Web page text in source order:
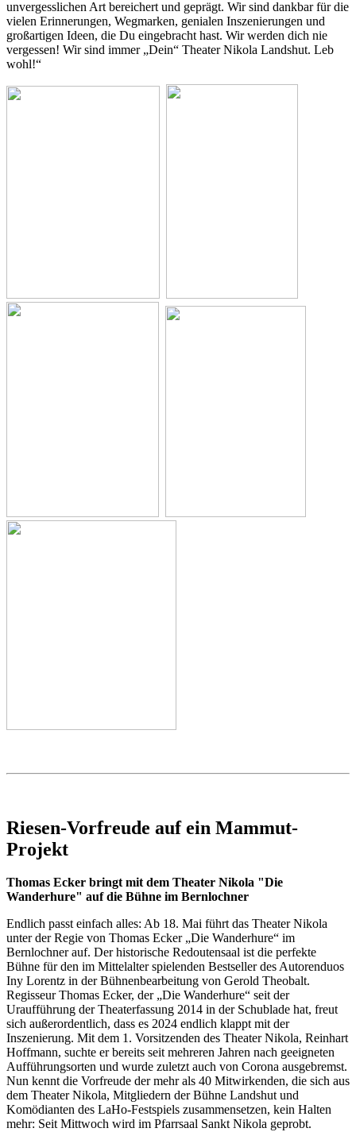
unvergesslichen Art bereichert und geprägt. Wir sind dankbar für die
vielen Erinnerungen, Wegmarken, genialen Inszenierungen und
großartigen Ideen, die Du eingebracht hast. Wir werden dich nie
vergessen! Wir sind immer „Dein“ Theater Nikola Landshut. Leb
wohl!“
Riesen-Vorfreude auf ein Mammut-
Projekt
Thomas Ecker bringt mit dem Theater Nikola "Die
Wanderhure" auf die Bühne im Bernlochner
Endlich passt einfach alles: Ab 18. Mai führt das Theater Nikola
unter der Regie von Thomas Ecker „Die Wanderhure“ im
Bernlochner auf. Der historische Redoutensaal ist die perfekte
Bühne für den im Mittelalter spielenden Bestseller des Autorenduos
Iny Lorentz in der Bühnenbearbeitung von Gerold Theobalt.
Regisseur Thomas Ecker, der „Die Wanderhure“ seit der
Uraufführung der Theaterfassung 2014 in der Schublade hat, freut
sich außerordentlich, dass es 2024 endlich klappt mit der
Inszenierung. Mit dem 1. Vorsitzenden des Theater Nikola, Reinhart
Hoffmann, suchte er bereits seit mehreren Jahren nach geeigneten
Aufführungsorten und wurde zuletzt auch von Corona ausgebremst.
Nun kennt die Vorfreude der mehr als 40 Mitwirkenden, die sich aus
dem Theater Nikola, Mitgliedern der Bühne Landshut und
Komödianten des LaHo-Festspiels zusammensetzen, kein Halten
mehr: Seit Mittwoch wird im Pfarrsaal Sankt Nikola geprobt.